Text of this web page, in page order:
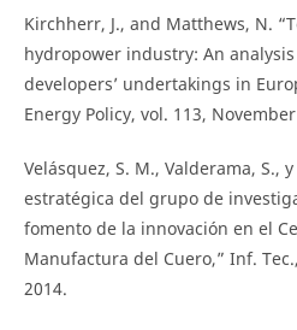
Kirchherr, J., and Matthews, N.
hydropower industry: An
developers’ undertakings in
Energy Policy, vol. 113,
Velásquez, S. M., Valderama, S.,
estratégica del grupo de
fomento de la innovación en el
Manufactura del Cuero,” Inf.
2014.